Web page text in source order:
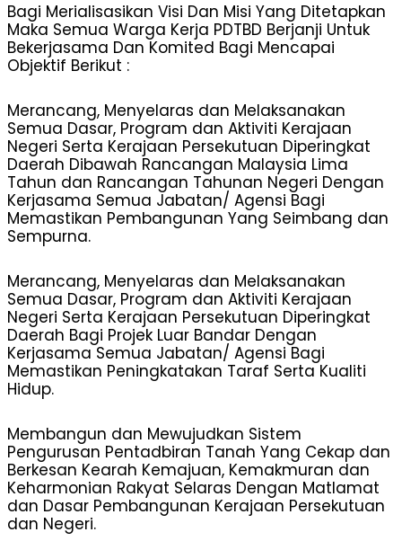
Bagi Merialisasikan Visi Dan Misi Yang Ditetapkan
Maka Semua Warga Kerja PDTBD Berjanji Untuk
Bekerjasama Dan Komited Bagi Mencapai
Objektif Berikut :
Merancang, Menyelaras dan Melaksanakan
Semua Dasar, Program dan Aktiviti Kerajaan
Negeri Serta Kerajaan Persekutuan Diperingkat
Daerah Dibawah Rancangan Malaysia Lima
Tahun dan Rancangan Tahunan Negeri Dengan
Kerjasama Semua Jabatan/ Agensi Bagi
Memastikan Pembangunan Yang Seimbang dan
Sempurna.
Merancang, Menyelaras dan Melaksanakan
Semua Dasar, Program dan Aktiviti Kerajaan
Negeri Serta Kerajaan Persekutuan Diperingkat
Daerah Bagi Projek Luar Bandar Dengan
Kerjasama Semua Jabatan/ Agensi Bagi
Memastikan Peningkatakan Taraf Serta Kualiti
Hidup.
Membangun dan Mewujudkan Sistem
Pengurusan Pentadbiran Tanah Yang Cekap dan
Berkesan Kearah Kemajuan, Kemakmuran dan
Keharmonian Rakyat Selaras Dengan Matlamat
dan Dasar Pembangunan Kerajaan Persekutuan
dan Negeri.